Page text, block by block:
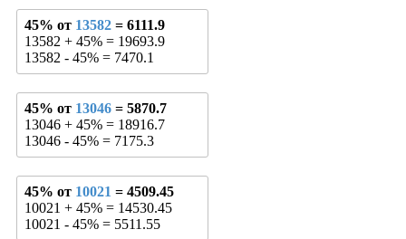
45% от 13582 = 6111.9
13582 + 45% = 19693.9
13582 - 45% = 7470.1
45% от 13046 = 5870.7
13046 + 45% = 18916.7
13046 - 45% = 7175.3
45% от 10021 = 4509.45
10021 + 45% = 14530.45
10021 - 45% = 5511.55